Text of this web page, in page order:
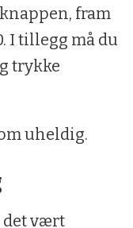
fram
I tillegg må du
trykke
uheldig.
det vært